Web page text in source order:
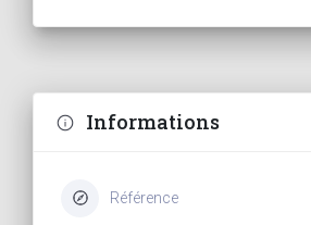
Informations
Référence